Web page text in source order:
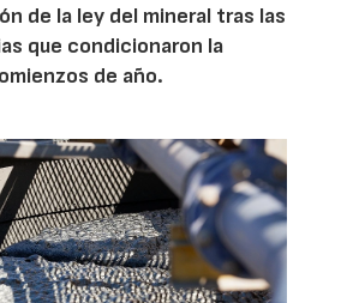
de la ley del mineral tras las
que condicionaron la
de año.